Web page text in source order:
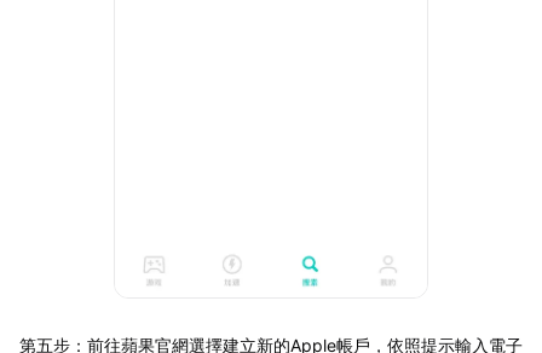
第五步：前往蘋果官網選擇建立新的Apple帳戶，依照提示輸入電子